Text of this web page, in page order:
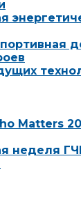
Matters
неделя